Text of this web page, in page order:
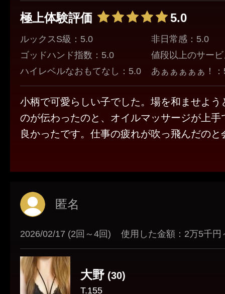
極上体験評価 5.0
ルックスS級：5.0
ゴッドハンド指数：5.0
ハイレベルなおもてなし：5.0
非日常感：5.0
値段以上のサー
あぁぁぁぁぁ！
小柄で可愛らしい子でした。場を和ませよう
のが伝わったのと、オイルマッサージが上手
良かったです。仕事の疲れが吹っ飛んだの
てたまりません笑
匿名
2026/02/17 (2回～4回) 使用した金額：2万5千円
大野 (30)
T.155